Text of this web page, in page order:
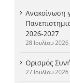
Ανακοίνωση
2026-2027
28 Ιουλίου 2026
Ορισμός
27 Ιουλίου 2026